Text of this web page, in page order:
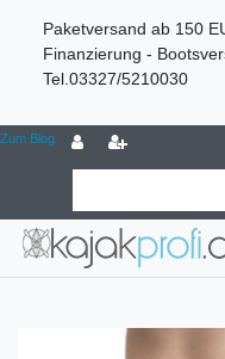
Paketversand ab 150
Finanzierung -
Tel.03327/5210030
Zum Blog